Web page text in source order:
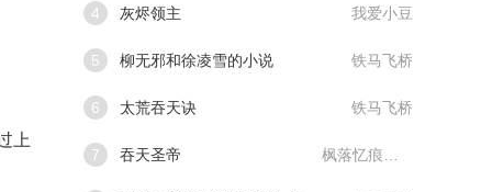
上
4 灰烬领主 我爱小豆
5 柳无邪和徐凌雪的小说 铁马飞桥
6 太荒吞天诀 铁马飞桥
7 吞天圣帝